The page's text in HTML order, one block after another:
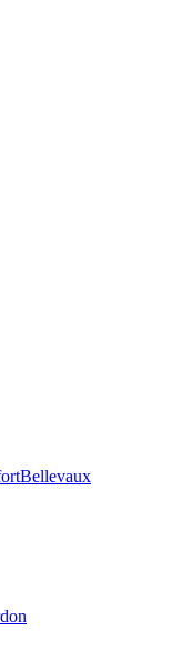
Bellevaux